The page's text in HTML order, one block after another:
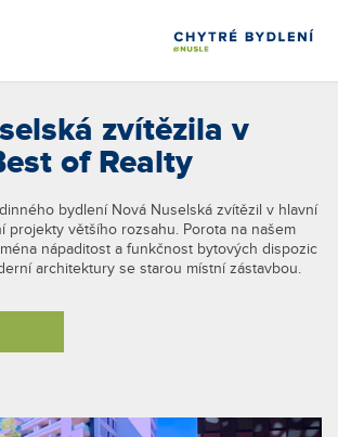
zvítězila v
of Realty
bydlení Nová Nuselská zvítězil v hlavní
projekty většího rozsahu. Porota na našem
nápaditost a funkčnost bytových dispozic
architektury se starou místní zástavbou.